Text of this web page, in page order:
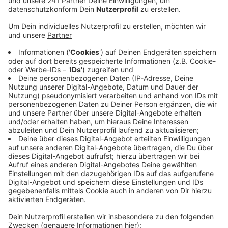
Veröffentlicht:Freitag, 01.04.2022 12:46
Anzeige
Die meisten Mitglieder des Pastoralrats haben schon
signalisiert, dass sie sich eine Zukunft mit Woelki nicht
mehr vorstellen können. Trotzdem ist der Ausgang der
zweitätigen Sitzung, die heute in Düsseldorf startet,
ungewiss. Woelki hatte Papst Franziskus zuletzt zwar
seinen Rücktritt angeboten, gleichzeitig aber die
Gläubigen um eine zweite Chance gebeten. Der Papst
lässt Woelki erstmal weitermachen.
Woelki, der auch das Oberhaupt der katholischen
Kirchen in Leverkusener ist, steht seit 2020 massiv in
der Kritik. Für seinen Umgang mit sexuellem
Missbrauch in der Kirche.